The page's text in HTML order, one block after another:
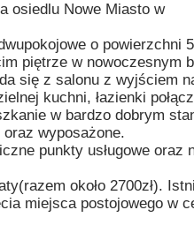
osiedlu Nowe Miasto w
o powierzchni
piętrze w nowoczesnym
się z salonu z wyjściem
kuchni, łazienki
w bardzo dobrym
wyposażone.
punkty usługowe oraz
około 2700zł).
miejsca postojowego w